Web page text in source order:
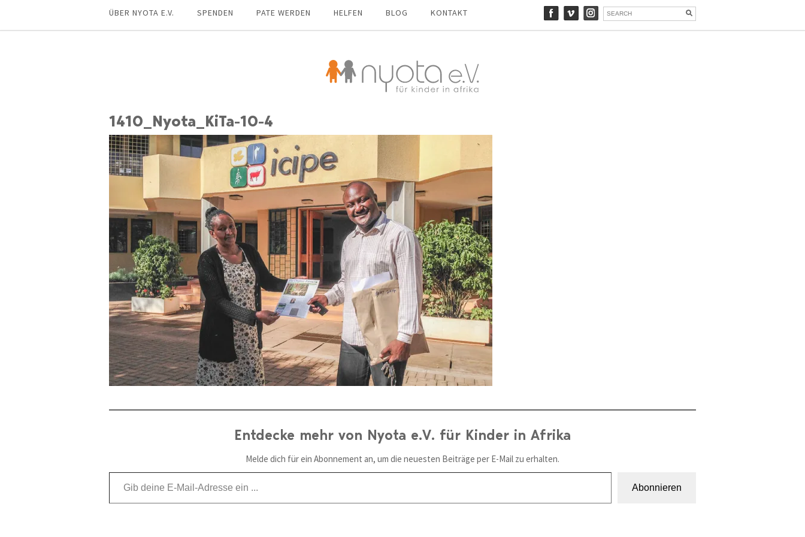
ÜBER NYOTA E.V. SPENDEN PATE WERDEN HELFEN BLOG KONTAKT
1410_Nyota_KiTa-10-4
Entdecke mehr von Nyota e.V. für Kinder in Afrika
Melde dich für ein Abonnement an, um die neuesten Beiträge per E-Mail zu erhalten.
Gib deine E-Mail-Adresse ein ...
Abonnieren